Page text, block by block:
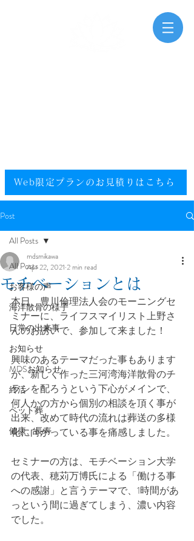
Web限定プランのお見積りはこちら​
Post
All Posts
お客様の声
海洋散骨の様子
日常の出来事
お知らせ
MDSお知らせ
終活
ペット葬
健康、長寿
All Posts
モチベーションとは
mdsmikawa
Apr 22, 2021 2 min read
本日、豊川倫理法人会のモーニングセ
ミナーに、ライフスマイリスト上野さ
んのお誘いで、参加して来ました！
興味のあるテーマだった事もあります
が、新しく作った三河湾海洋散骨のチ
ラシを配ろうという下心がメインで、
何人かの方から個別の相談を頂く事が
出来、改めて時代の流れは葬送の多様
化に向かっている事を痛感しました。
セミナーの方は、モチベーション大学
の代表、穂苅万博氏による「働ける事
への感謝」と言うテーマで、1時間があ
っという間に過ぎてしまう、濃い内容
でした。